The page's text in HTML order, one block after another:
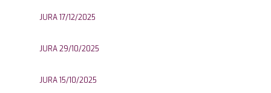
JURA 17/12/2025
JURA 29/10/2025
JURA 15/10/2025